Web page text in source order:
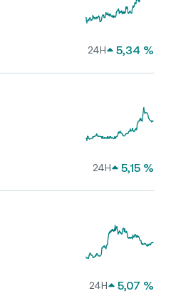
24H 5,34 %
24H 5,15 %
24H 5,07 %